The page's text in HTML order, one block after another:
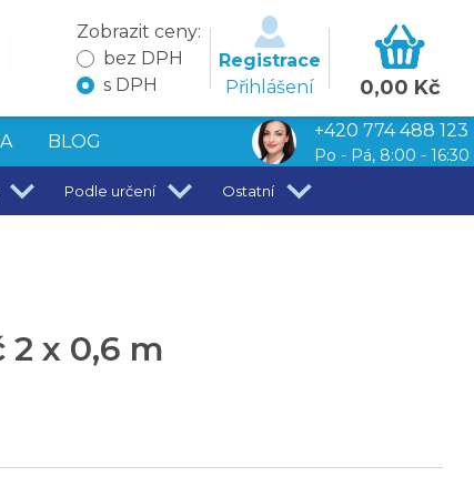
Zobrazit ceny:
bez DPH
s DPH
Registrace
Přihlášení
0,00 Kč
BLOG
+420 774 488 123
Po - Pá, 8:00 - 16:30
Podle určení Ostatní
x 0,6 m